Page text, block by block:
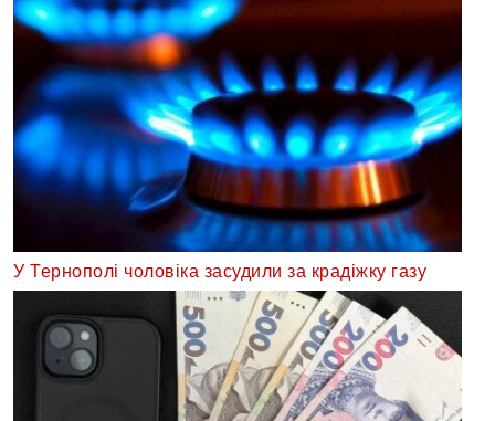
У Тернополі чоловіка засудили за крадіжку газу